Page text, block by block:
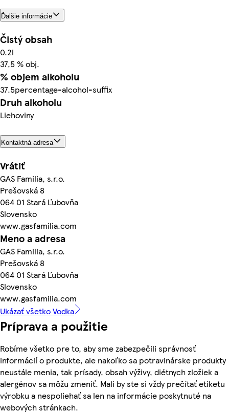
Ďalšie informácie
Čistý obsah
0.2l
37,5 % obj.
% objem alkoholu
37.5percentage-alcohol-suffix
Druh alkoholu
Liehoviny
Kontaktná adresa
Vrátiť
GAS Familia, s.r.o.
Prešovská 8
064 01 Stará Ľubovňa
Slovensko
www.gasfamilia.com
Meno a adresa
GAS Familia, s.r.o.
Prešovská 8
064 01 Stará Ľubovňa
Slovensko
www.gasfamilia.com
Ukázať všetko Vodka
Príprava a použitie
Robíme všetko pre to, aby sme zabezpečili správnosť
informácií o produkte, ale nakoľko sa potravinárske produkty
neustále menia, tak prísady, obsah výživy, diétnych zložiek a
alergénov sa môžu zmeniť. Mali by ste si vždy prečítať etiketu
výrobku a nespoliehať sa len na informácie poskytnuté na
webových stránkach.